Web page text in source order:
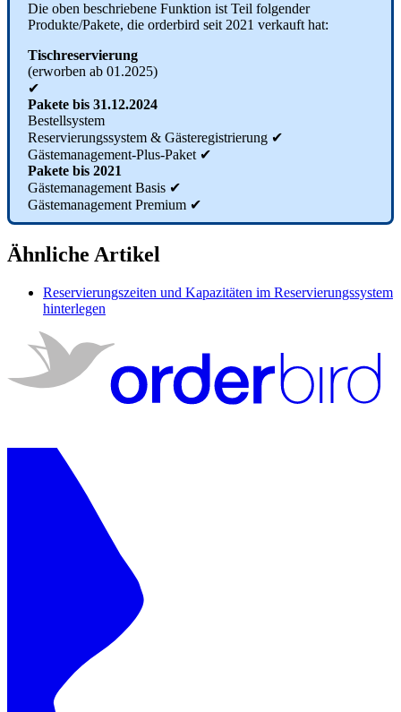
Die oben beschriebene Funktion ist Teil folgender
Produkte/Pakete, die orderbird seit 2021 verkauft hat:
Tischreservierung
(erworben ab 01.2025)
✔︎
Pakete bis 31.12.2024
Bestellsystem
Reservierungssystem & Gästeregistrierung ✔︎
Gästemanagement-Plus-Paket ✔︎
Pakete bis 2021
Gästemanagement Basis ✔︎
Gästemanagement Premium ✔︎
Ähnliche Artikel
Reservierungszeiten und Kapazitäten im Reservierungssystem
hinterlegen